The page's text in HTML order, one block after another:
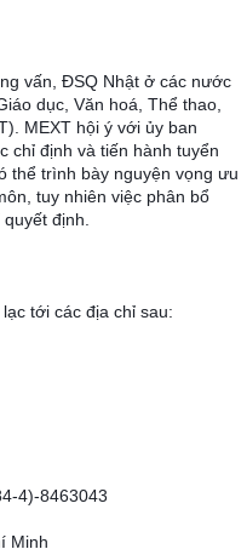
vấn, ÐSQ Nhật ở các nước
dục, Văn hoá, Thể thao,
MEXT hội ý với ủy ban
chỉ định và tiến hành tuyển
thể trình bày nguyện vọng ưu
tuy nhiên việc phân bổ
định.
tới các địa chỉ sau:
4)-8463043
Minh